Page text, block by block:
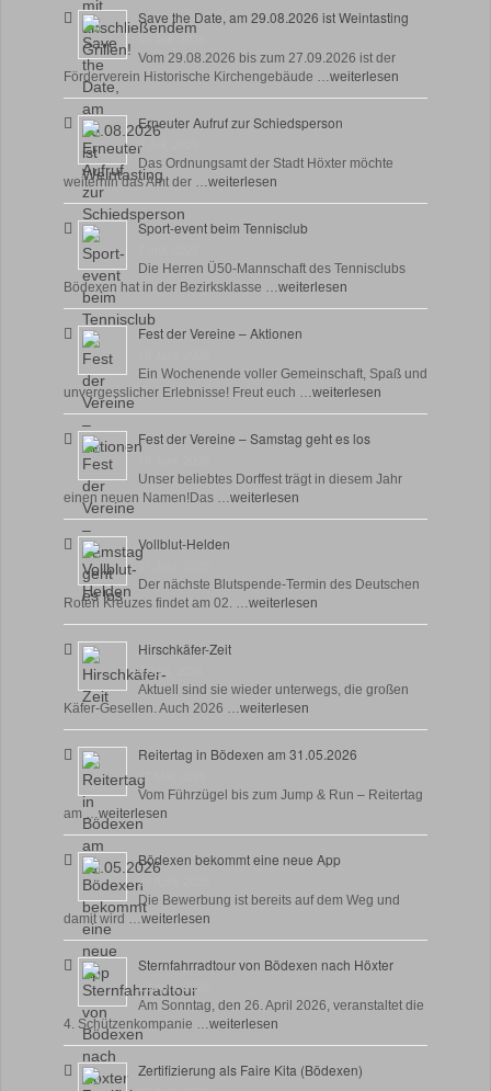
Save the Date, am 29.08.2026 ist Weintasting
Vom 29.08.2026 bis zum 27.09.2026 ist der
Förderverein Historische Kirchengebäude …weiterlesen
Erneuter Aufruf zur Schiedsperson
8 Juli, 2026
Das Ordnungsamt der Stadt Höxter möchte
weiterhin das Amt der …weiterlesen
Sport-event beim Tennisclub
Die Herren Ü50-Mannschaft des Tennisclubs
Bödexen hat in der Bezirksklasse …weiterlesen
Fest der Vereine – Aktionen
Ein Wochenende voller Gemeinschaft, Spaß und
unvergesslicher Erlebnisse! Freut euch …weiterlesen
Fest der Vereine – Samstag geht es los
Unser beliebtes Dorffest trägt in diesem Jahr
einen neuen Namen!Das …weiterlesen
Vollblut-Helden
Der nächste Blutspende-Termin des Deutschen
Roten Kreuzes findet am 02. …weiterlesen
Hirschkäfer-Zeit
9 Juni, 2026
Aktuell sind sie wieder unterwegs, die großen
Käfer-Gesellen. Auch 2026 …weiterlesen
Reitertag in Bödexen am 31.05.2026
27 Mai, 2026
Vom Führzügel bis zum Jump & Run – Reitertag
am …weiterlesen
Bödexen bekommt eine neue App
28 April, 2026
Die Bewerbung ist bereits auf dem Weg und
damit wird …weiterlesen
Sternfahrradtour von Bödexen nach Höxter
23 April, 2026
Am Sonntag, den 26. April 2026, veranstaltet die
4. Schützenkompanie …weiterlesen
Zertifizierung als Faire Kita (Bödexen)